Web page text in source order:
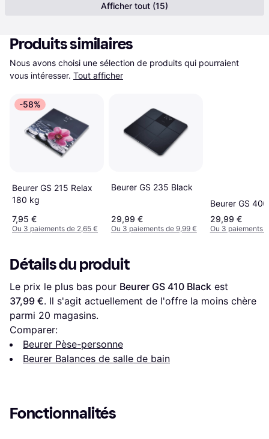
Afficher tout (15)
Produits similaires
Nous avons choisi une sélection de produits qui pourraient
vous intéresser. Tout afficher
-58%
Beurer GS 215 Relax
180 kg
7,95 €
Ou 3 paiements de 2,65 €
Beurer GS 235 Black
29,99 €
Ou 3 paiements de 9,99 €
Beurer GS
29,99 €
Ou 3 paiements
Détails du produit
Le prix le plus bas pour Beurer GS 410 Black
37,99 €. Il s'agit actuellement de l'offre la moins chère
parmi 20 magasins.
Comparer:
Beurer Pèse-personne
Beurer Balances de salle de bain
Fonctionnalités